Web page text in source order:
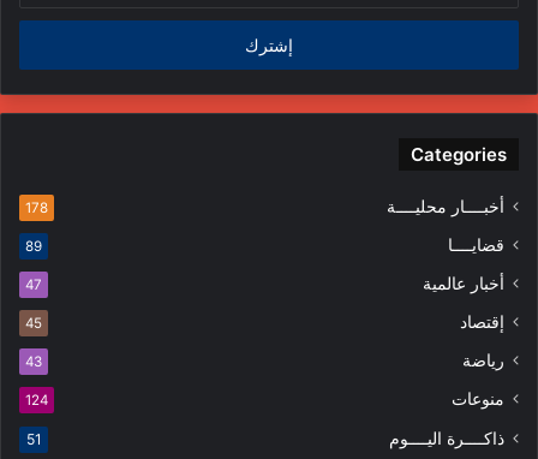
الإلكتروني
Categories
أخبــــار محليــــة 178
قضايــــا 89
أخبار عالمية 47
إقتصاد 45
رياضة 43
منوعات 124
ذاكــــرة اليــــوم 51